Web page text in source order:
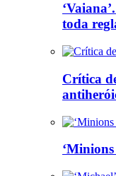
toda
Crítica